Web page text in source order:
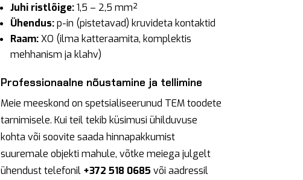
Juhi ristlõige:1,5 – 2,5 mm²
Ühendus:p-in (pistetavad) kruvideta kontaktid
Raam:XO (ilma katteraamita, komplektis
mehhanism ja klahv)
Professionaalne nõustamine ja tellimine
Meie meeskond on spetsialiseerunud TEM toodete
tarnimisele. Kui teil tekib küsimusi ühilduvuse
kohta või soovite saada hinnapakkumist
suuremale objekti mahule, võtke meiega julgelt
ühendust telefonil +372 518 0685 või aadressil